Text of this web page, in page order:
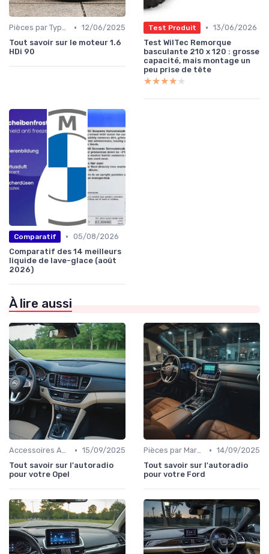
Pièces par Type (Freins, Moteur, etc.) • 12/06/2025
Tout savoir sur le moteur 1.6
HDi 90
Test Produit • 13/06/2026
Test WilTec Remorque
basculante 210 x 120 : grosse
capacité, mais montage un
peu prise de tête
★★★★★
★★★★★
Comparatif • 05/08/2026
Comparatif des 14 meilleurs
liquide de lave-glace (août
2026)
À lire aussi
Accessoires Auto • 15/09/2025
Tout savoir sur l'autoradio
pour votre Opel
Pièces par Marque de Voiture • 14/09/2025
Tout savoir sur l'autoradio
pour votre Ford